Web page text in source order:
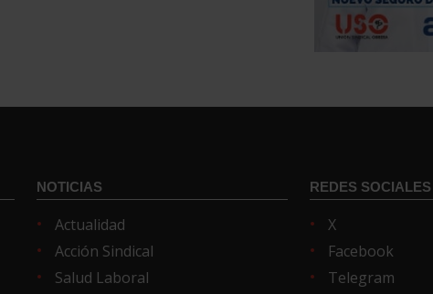
NOTICIAS
Actualidad
Acción Sindical
Salud Laboral
REDES SOCIALES
X
Facebook
Telegram